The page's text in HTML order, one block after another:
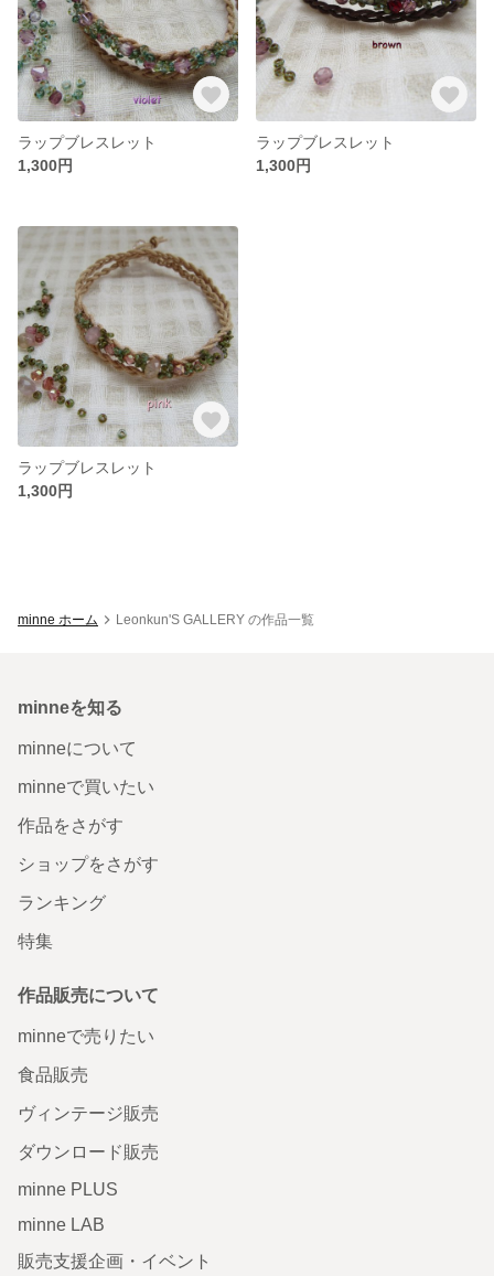
ラップブレスレット
1,300円
ラップブレスレット
1,300円
ラップブレスレット
1,300円
minne ホーム Leonkun'S GALLERY の作品一覧
minneを知る
minneについて
minneで買いたい
作品をさがす
ショップをさがす
ランキング
特集
作品販売について
minneで売りたい
食品販売
ヴィンテージ販売
ダウンロード販売
minne PLUS
minne LAB
販売支援企画・イベント